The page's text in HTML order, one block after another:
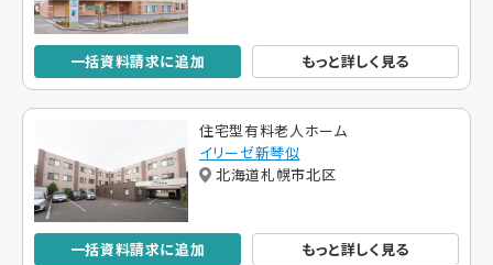
一括資料請求に追加 もっと詳しく見る
住宅型有料老人ホーム
イリーゼ新琴似
北海道札幌市北区
一括資料請求に追加 もっと詳しく見る